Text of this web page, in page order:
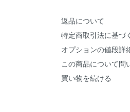
返品について
特定商取引法に基づ
オプションの値段詳
この商品について問
買い物を続ける